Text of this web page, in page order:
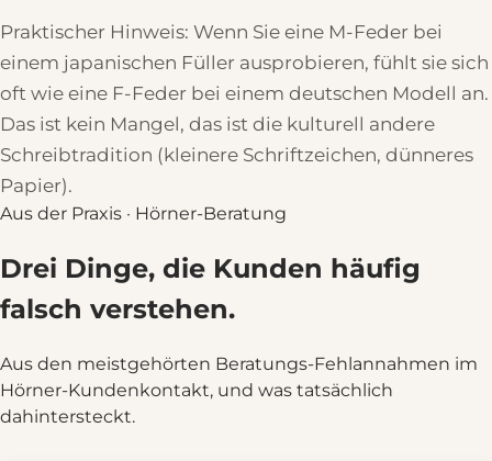
Praktischer Hinweis: Wenn Sie eine M-Feder bei
einem japanischen Füller ausprobieren, fühlt sie sich
oft wie eine F-Feder bei einem deutschen Modell an.
Das ist kein Mangel, das ist die kulturell andere
Schreibtradition (kleinere Schriftzeichen, dünneres
Papier).
Aus der Praxis · Hörner-Beratung
Drei Dinge, die Kunden häufig
falsch verstehen.
Aus den meistgehörten Beratungs-Fehlannahmen im
Hörner-Kundenkontakt, und was tatsächlich
dahintersteckt.